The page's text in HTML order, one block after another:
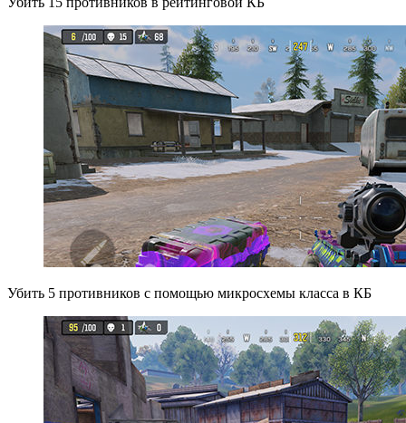
Убить 5 противников с помощью микросхемы класса в КБ